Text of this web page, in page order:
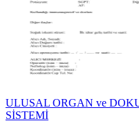
ULUSAL ORGAN ve
SİSTEMİ